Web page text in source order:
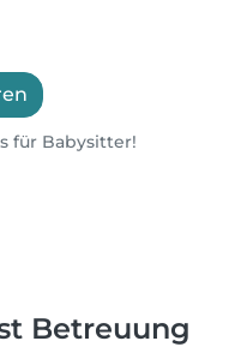
für Babysitter!
Betreuung